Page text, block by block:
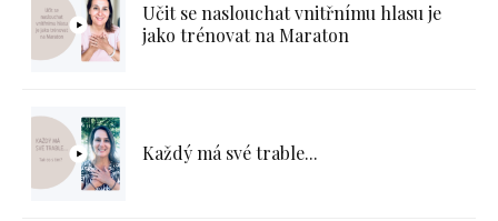
Učit se naslouchat vnitřnímu hlasu je
jako trénovat na Maraton
Každý má své trable...